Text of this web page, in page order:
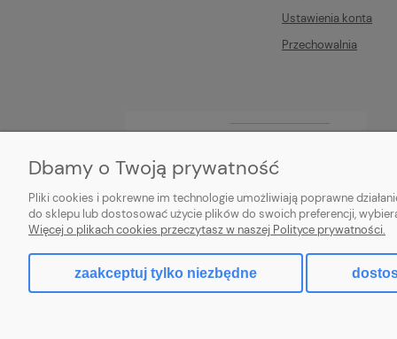
Ustawienia konta
Przechowalnia
Dbamy o Twoją prywatność
Pliki cookies i pokrewne im technologie umożliwiają poprawne
do sklepu lub dostosować użycie plików do swoich preferencji,
Więcej o plikach cookies przeczytasz w naszej Polityce prywatności.
zaakceptuj tylko niezbędne